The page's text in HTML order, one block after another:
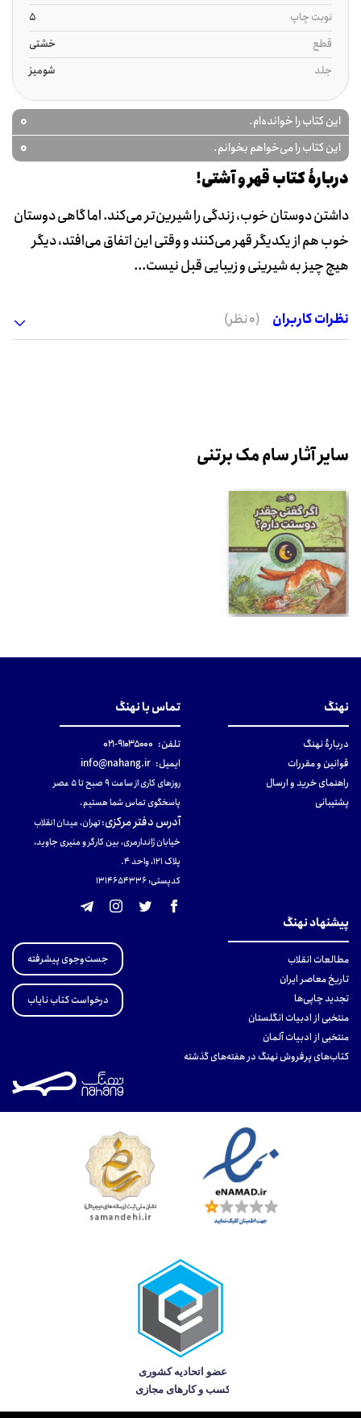
نوبت چاپ
5
قطع
خشتی
جلد
شومیز
این کتاب را خوانده‌ام. 0
این کتاب را می‌خواهم بخوانم. 0
دربارۀ کتاب قهر و آشتی!
داشتن دوستان خوب، زندگی را شیرین‌تر می‌کند. اما گاهی دوستان
خوب هم از یکدیگر قهر می‌کنند و وقتی این اتفاق می‌افتد، دیگر
هیچ چیز به شیرینی و زیبایی قبل نیست...
نظرات کاربران (0 نظر)
سایر آثار سام مک برتنی
نهنگ
دربارهٔ نهنگ
قوانین و مقررات
راهنمای خرید و ارسال
پشتیبانی
تماس با نهنگ
تلفن: ۹۱۰۳۵۰۰۰-۰۲۱
ایمیل: info@nahang.ir
روزهای کاری از ساعت ۹ صبح تا ۵ عصر
پاسخگوی تماس شما هستیم.
آدرس دفتر مرکزی:تهران، میدان انقلاب
خیابان ژاندارمری، بین کارگر و منیری جاوید،
پلاک 121، واحد ۴.
کدپستی: 131465433۶
پیشنهاد نهنگ
مطالعات انقلاب
تاریخ معاصر ایران
تجدید چاپی‌ها
منتخبی از ادبیات انگلستان
منتخبی از ادبیات آلمان
کتاب‌های پرفروش نهنگ در هفته‌های گذشته
جست‌وجوی پیشرفته
درخواست کتاب نایاب